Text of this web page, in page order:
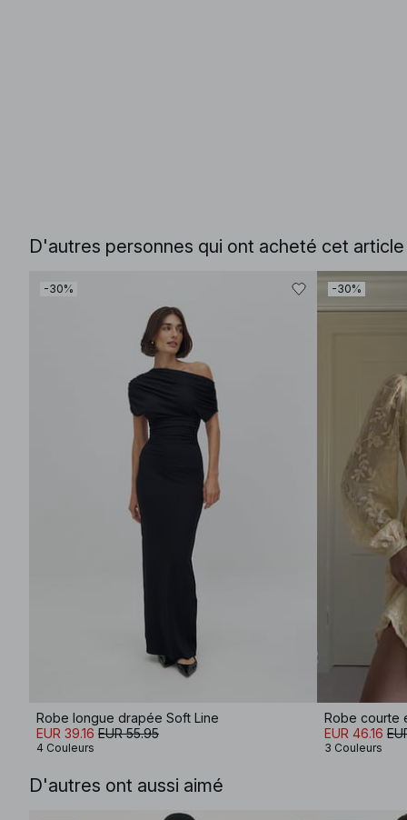
D'autres personnes qui ont acheté cet
-30%
Robe longue drapée Soft Line
EUR 39.16 EUR 55.95
4 Couleurs
-30%
EUR 46.16
3 Couleurs
D'autres ont aussi aimé